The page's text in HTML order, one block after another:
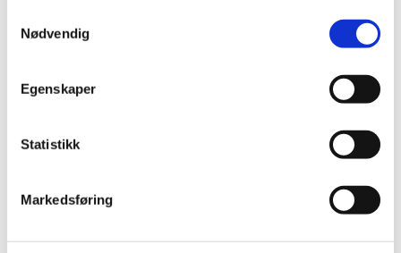
Nødvendig
Egenskaper
Statistikk
Markedsføring
koronasertifikat
koronasertifikat av
koronasertifikat på arrangementer som benytter
For at koronasertifikatet skal vise grønt via
være beskyttet (minst tre uker siden vaksine en,